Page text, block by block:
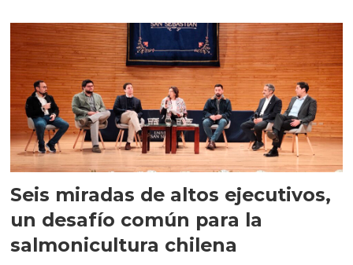
Seis miradas de altos ejecutivos,
un desafío común para la
salmonicultura chilena